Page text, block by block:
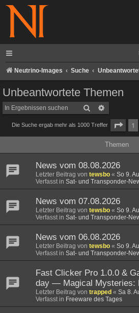
Neutrino-Images Suche
Unbeantwortete Themen
Suche
Die Suche ergab mehr als 1000 Treffer Seite
1
Themen
News vom 08.08.2026
Letzter Beitrag von tewsbo « So 9.
Verfasst in Sat- und Transponder-
News vom 07.08.2026
Letzter Beitrag von tewsbo « So 9.
Verfasst in Sat- und Transponder-
News vom 06.08.2026
Letzter Beitrag von tewsbo « So 9.
Verfasst in Sat- und Transponder-
Fast Clicker Pro 1.0.0 &
day — Magical Mysteries:
Letzter Beitrag von trapped « Sa 8.
Verfasst in Freeware des Tages